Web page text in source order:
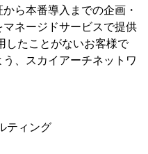
ら本番導入までの企画・
ネージドサービスで提供
したことがないお客様で
、スカイアーチネットワ
ティング